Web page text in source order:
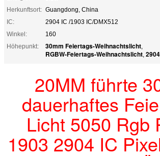
Herkunftsort: Guangdong, China
IC:
2904 IC /1903 IC/DMX512
Winkel:
160
Höhepunkt:
30mm Feiertags-Weihnachtslicht,
RGBW-Feiertags-Weihnachtslicht,
20MM führte
dauerhaftes
Licht 5050 Rgb
1903 2904 IC